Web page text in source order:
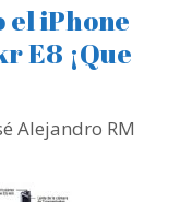
iPhone
E8 ¡Que
Alejandro RM